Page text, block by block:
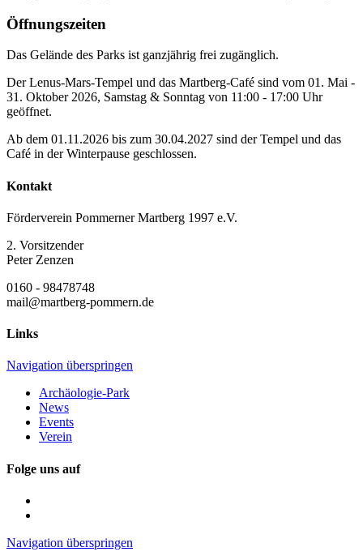
Öffnungszeiten
Das Gelände des Parks ist ganzjährig frei zugänglich.
Der Lenus-Mars-Tempel und das Martberg-Café sind vom 01. Mai -
31. Oktober 2026, Samstag & Sonntag von 11:00 - 17:00 Uhr
geöffnet.
Ab dem 01.11.2026 bis zum 30.04.2027 sind der Tempel und das
Café in der Winterpause geschlossen.
Kontakt
Förderverein Pommerner Martberg 1997 e.V.
2. Vorsitzender
Peter Zenzen
0160 - 98478748
mail@martberg-pommern.de
Links
Navigation überspringen
Archäologie-Park
News
Events
Verein
Folge uns auf
Navigation überspringen